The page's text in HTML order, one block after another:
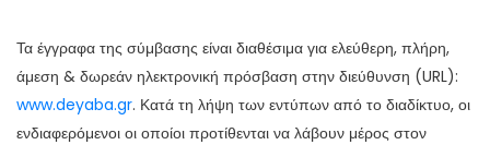
Τα έγγραφα της σύμβασης είναι διαθέσιμα για ελεύθερη, πλήρη,
άμεση & δωρεάν ηλεκτρονική πρόσβαση στην διεύθυνση (URL):
www.deyaba.gr. Κατά τη λήψη των εντύπων από το διαδίκτυο, οι
ενδιαφερόμενοι οι οποίοι προτίθενται να λάβουν μέρος στον